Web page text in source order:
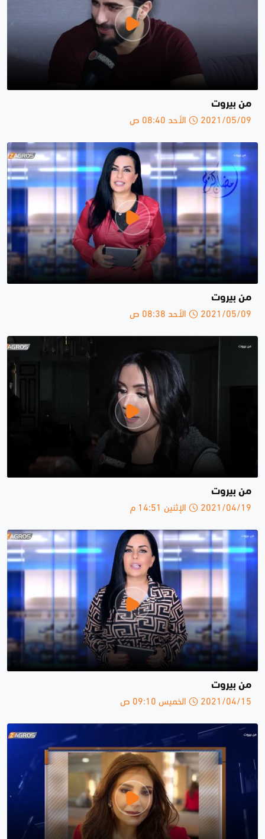
من بيروت
2021/05/09 الأحد 08:40 ص
من بيروت
2021/05/09 الأحد 08:38 ص
من بيروت
2021/04/19 الإثنين 14:51 م
من بيروت
2021/04/15 الخميس 09:10 ص